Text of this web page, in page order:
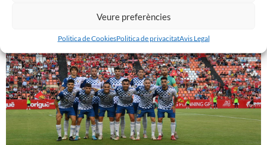
Veure preferències
Politica de CookiesPolitica de privacitatAvis Legal